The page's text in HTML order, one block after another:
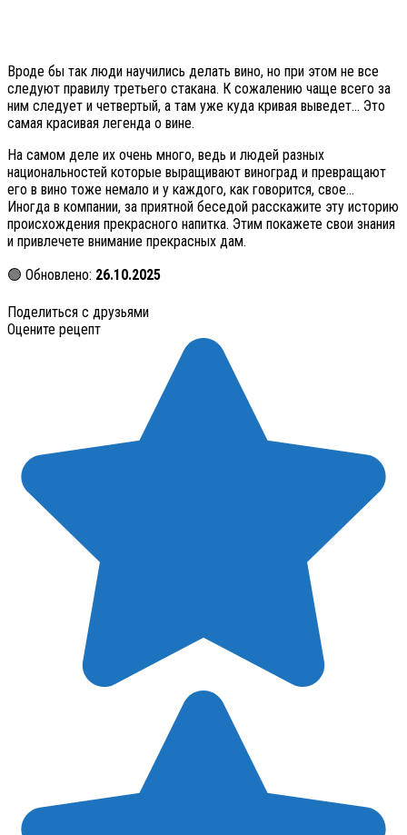
Вроде бы так люди научились делать вино, но при этом не все
следуют правилу третьего стакана. К сожалению чаще всего за
ним следует и четвертый, а там уже куда кривая выведет… Это
самая красивая легенда о вине.
На самом деле их очень много, ведь и людей разных
национальностей которые выращивают виноград и превращают
его в вино тоже немало и у каждого, как говорится, свое…
Иногда в компании, за приятной беседой расскажите эту историю
происхождения прекрасного напитка. Этим покажете свои знания
и привлечете внимание прекрасных дам.
🟢 Обновлено: 26.10.2025
Поделиться с друзьями
Оцените рецепт